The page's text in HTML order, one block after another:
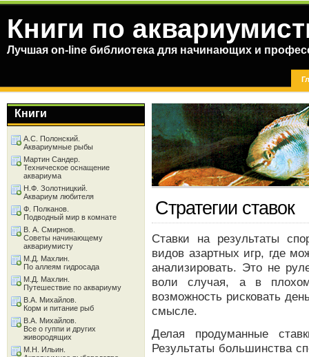
Книги по
Лучшая on-line библиотека для начинающих и
Стратегии ставок
Ставки на результаты
видов азартных игр, где
анализировать. Это не
воли случая, а в
возможность рисковать
смысле.
Делая продуманные
Результаты большинства
Книги
А.С. Полонский.
Аквариумные рыбы
Мартин Сандер.
Техническое оснащение
аквариума
Н.Ф. Золотницкий.
Аквариум любителя
Ф. Полканов.
Подводный мир в комнате
В. А. Смирнов.
Советы начинающему
аквариумисту
М.Д. Махлин.
По аллеям гидросада
М.Д. Махлин.
Путешествие по аквариуму
В.А. Михайлов.
Корм и питание рыб
В.А. Михайлов.
Все о гуппи и других
живородящих
М.Н. Ильин.